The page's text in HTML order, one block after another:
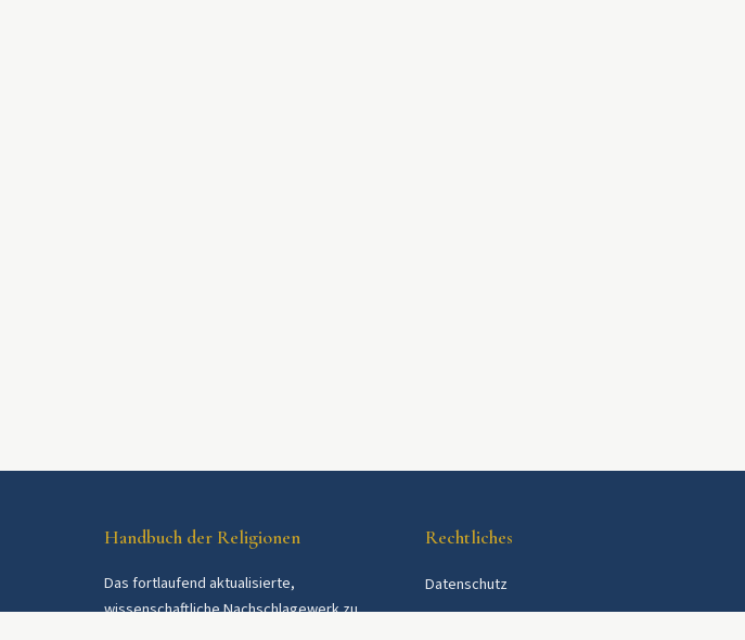
Handbuch der Religionen
Das fortlaufend aktualisierte,
wissenschaftliche Nachschlagewerk zu
Rechtliches
Datenschutz